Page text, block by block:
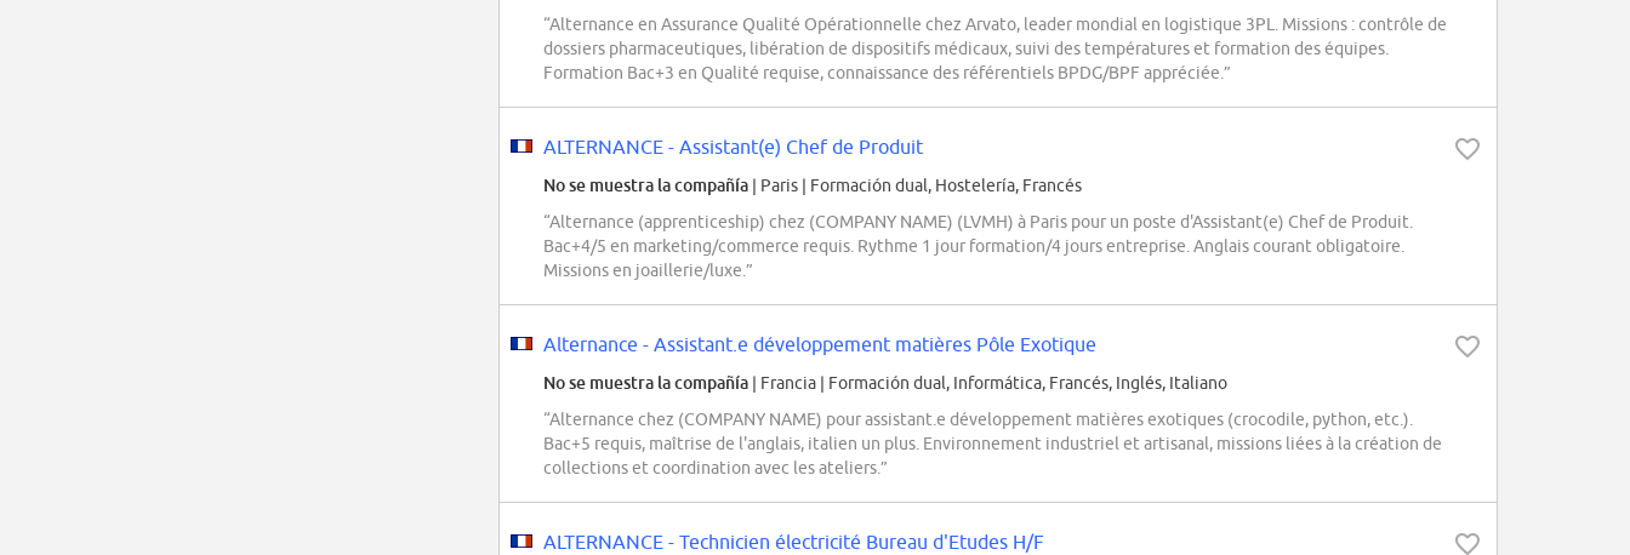
“Alternance en Assurance Qualité Opérationnelle chez Arvato, leader mondial en logistique 3PL. Missions : contrôle de
dossiers pharmaceutiques, libération de dispositifs médicaux, suivi des températures et formation des équipes.
Formation Bac+3 en Qualité requise, connaissance des référentiels BPDG/BPF appréciée.”
ALTERNANCE - Assistant(e) Chef de Produit
No se muestra la compañía | Paris | Formación dual, Hostelería, Francés
“Alternance (apprenticeship) chez (COMPANY NAME) (LVMH) à Paris pour un poste d'Assistant(e) Chef de Produit.
Bac+4/5 en marketing/commerce requis. Rythme 1 jour formation/4 jours entreprise. Anglais courant obligatoire.
Missions en joaillerie/luxe.”
Alternance - Assistant.e développement matières Pôle Exotique
No se muestra la compañía | Francia | Formación dual, Informática, Francés, Inglés, Italiano
“Alternance chez (COMPANY NAME) pour assistant.e développement matières exotiques (crocodile, python, etc.).
Bac+5 requis, maîtrise de l'anglais, italien un plus. Environnement industriel et artisanal, missions liées à la création de
collections et coordination avec les ateliers.”
ALTERNANCE - Technicien électricité Bureau d'Etudes H/F